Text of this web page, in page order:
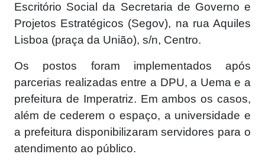
Escritório Social da Secretaria de Governo e
Projetos Estratégicos (Segov), na rua Aquiles
Lisboa (praça da União), s/n, Centro.
Os postos foram implementados após
parcerias realizadas entre a DPU, a Uema e a
prefeitura de Imperatriz. Em ambos os casos,
além de cederem o espaço, a universidade e
a prefeitura disponibilizaram servidores para o
atendimento ao público.